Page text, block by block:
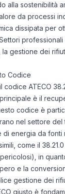
alla sostenibilità
da processi
dissipata per
gestione dei
Codice
codice ATECO
è il
codice è
nel settore del
energia da fonti
come il
in
e la
gestione dei
giusto è